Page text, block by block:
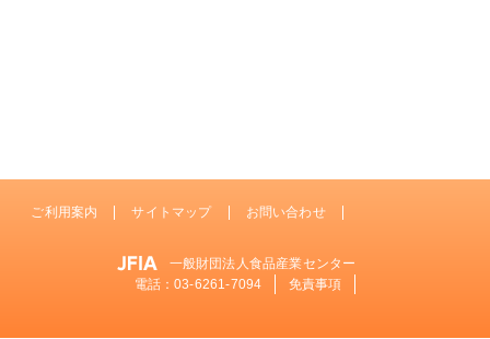
ご利用案内 サイトマップ お問い合わせ
一般財団法人食品産業センター
電話：03-6261-7094 免責事項